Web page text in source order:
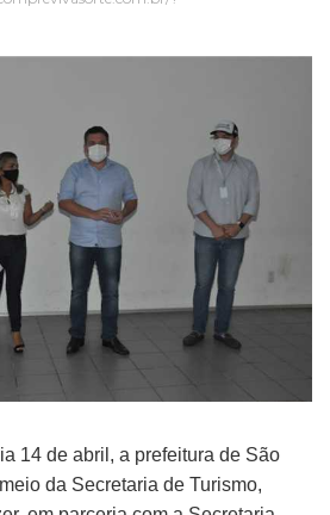
14 de abril, a prefeitura de São
da Secretaria de Turismo,